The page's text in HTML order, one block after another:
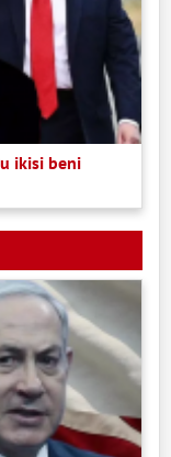
ikisi beni